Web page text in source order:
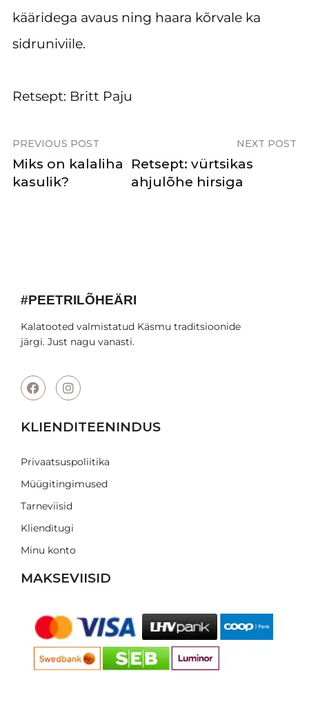
kääridega avaus ning haara kõrvale ka
sidruniviile.
Retsept: Britt Paju
PREVIOUS POST NEXT POST
Miks on kalaliha
kasulik?
Retsept: vürtsikas
ahjulõhe hirsiga
#PEETRILÕHEÄRI
Kalatooted valmistatud Käsmu traditsioonide
järgi. Just nagu vanasti.
KLIENDITEENINDUS
Privaatsuspoliitika
Müügitingimused
Tarneviisid
Klienditugi
Minu konto
MAKSEVIISID